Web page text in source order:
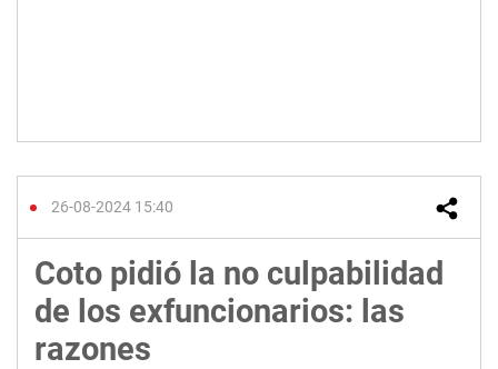
26-08-2024 15:40
Coto pidió la no culpabilidad
de los exfuncionarios: las
razones